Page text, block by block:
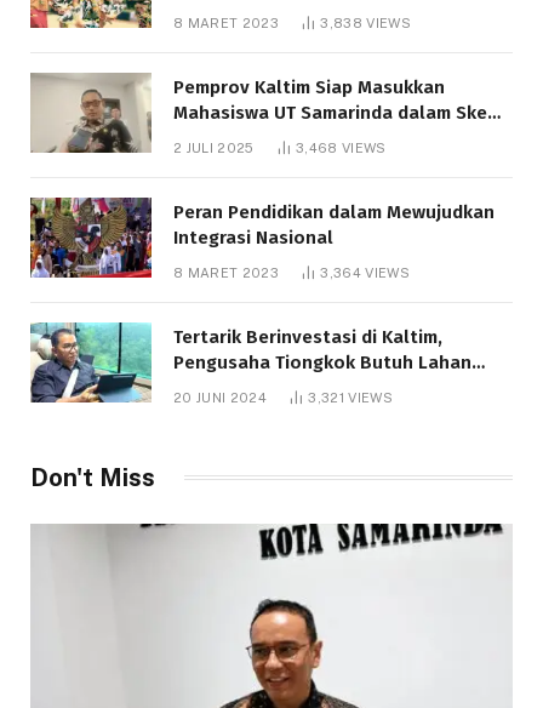
8 MARET 2023 3,838VIEWS
Pemprov Kaltim Siap Masukkan
Mahasiswa UT Samarinda dalam Skema
Bantuan Pendidikan Gratispol
2 JULI 2025 3,468 VIEWS
Peran Pendidikan dalam Mewujudkan
Integrasi Nasional
8 MARET 2023 3,364VIEWS
Tertarik Berinvestasi di Kaltim,
Pengusaha Tiongkok Butuh Lahan
1.000 Hektare
20 JUNI 2024 3,321VIEWS
Don't Miss